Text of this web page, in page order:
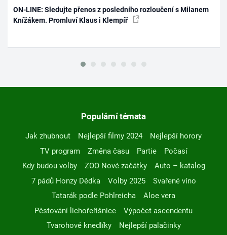
ON-LINE: Sledujte přenos z posledního rozloučení s Milanem
Knížákem. Promluví Klaus i Klempíř
Populární témata
Jak zhubnout Nejlepší filmy 2024
Nejlepší horory
TV program
Změna času Partie
Počasí
Kdy budou volby
ZOO Nové začátky
Auto – katalog
7 pádů Honzy Dědka
Volby 2025
Svařené víno
Tatarák podle Pohlreicha
Aloe vera
Pěstování lichořeřišnice
Výpočet ascendentu
Tvarohové knedlíky
Nejlepší palačinky